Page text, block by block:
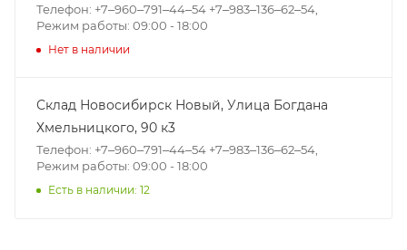
Телефон: +7‒960‒791‒44‒54 +7‒983‒136‒62‒54,
Режим работы: 09:00 - 18:00
Нет в наличии
Склад Новосибирск Новый, ​Улица Богдана
Хмельницкого, 90 к3
Телефон: +7‒960‒791‒44‒54 +7‒983‒136‒62‒54,
Режим работы: 09:00 - 18:00
Есть в наличии: 12